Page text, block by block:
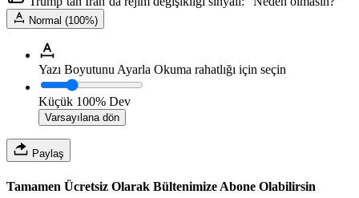
Normal (100%)
Yazı Boyutunu Ayarla Okuma rahatlığı için seçin
Küçük 100% Dev
Varsayılana dön
Paylaş
Tamamen Ücretsiz Olarak Bültenimize Abone Olabilirsin